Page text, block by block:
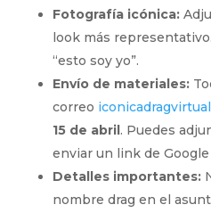
Fotografía icónica:
look más
“esto soy yo”.
Envío de materiales:
correo
15 de abril. Puedes
enviar un link de
Detalles importantes:
nombre drag en el